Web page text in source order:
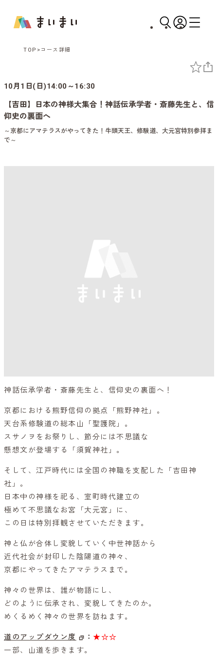
TOP コース詳細
10月1日(日)14:00～16:30
【吉田】日本の神様大集合！神話伝承学者・斎藤先生と、信
仰史の裏面へ
～京都にアマテラスがやってきた！牛頭天王、修験道、大元宮特別参拝ま
で～
神話伝承学者・斎藤先生と、信仰史の裏面へ！
京都における熊野信仰の拠点「熊野神社」。
天台系修験道の総本山「聖護院」。
スサノヲをお祭りし、節分には不思議な
懸想文が登場する「須賀神社」。
そして、江戸時代には全国の神職を支配した「吉田神
社」。
日本中の神様を祀る、室町時代建立の
極めて不思議なお宮「大元宮」に、
この日は特別拝観させていただきます。
神と仏が合体し変貌していく中世神話から
近代社会が封印した陰陽道の神々、
京都にやってきたアマテラスまで。
神々の世界は、誰が物語にし、
どのように伝承され、変貌してきたのか。
めくるめく神々の世界を訪ねます。
道のアップダウン度 ： ★☆☆
一部、山道を歩きます。